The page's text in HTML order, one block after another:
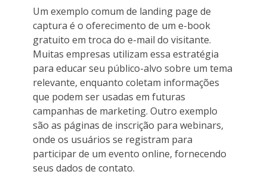
Um exemplo comum de landing page de
captura é o oferecimento de um e-book
gratuito em troca do e-mail do visitante.
Muitas empresas utilizam essa estratégia
para educar seu público-alvo sobre um tema
relevante, enquanto coletam informações
que podem ser usadas em futuras
campanhas de marketing. Outro exemplo
são as páginas de inscrição para webinars,
onde os usuários se registram para
participar de um evento online, fornecendo
seus dados de contato.